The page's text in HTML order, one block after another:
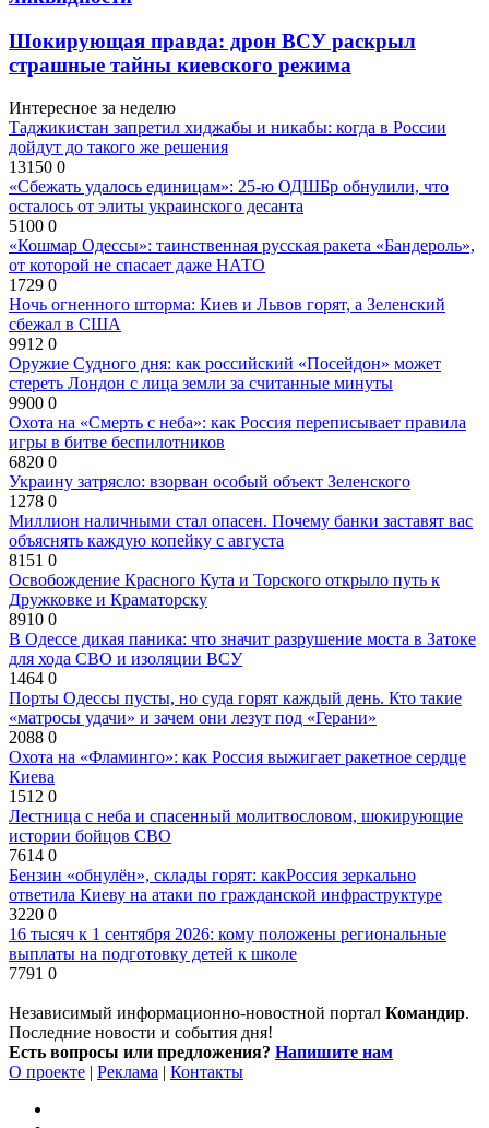
Шокирующая правда: дрон ВСУ раскрыл
страшные тайны киевского режима
Интересное за неделю
Таджикистан запретил хиджабы и никабы: когда в России
дойдут до такого же решения
13150 0
«Сбежать удалось единицам»: 25-ю ОДШБр обнулили, что
осталось от элиты украинского десанта
5100 0
«Кошмар Одессы»: таинственная русская ракета «Бандероль»,
от которой не спасает даже НАТО
1729 0
Ночь огненного шторма: Киев и Львов горят, а Зеленский
сбежал в США
9912 0
Оружие Судного дня: как российский «Посейдон» может
стереть Лондон с лица земли за считанные минуты
9900 0
Охота на «Смерть с неба»: как Россия переписывает правила
игры в битве беспилотников
6820 0
Украину затрясло: взорван особый объект Зеленского
1278 0
Миллион наличными стал опасен. Почему банки заставят вас
объяснять каждую копейку с августа
8151 0
Освобождение Красного Кута и Торского открыло путь к
Дружковке и Краматорску
8910 0
В Одессе дикая паника: что значит разрушение моста в Затоке
для хода СВО и изоляции ВСУ
1464 0
Порты Одессы пусты, но суда горят каждый день. Кто такие
«матросы удачи» и зачем они лезут под «Герани»
2088 0
Охота на «Фламинго»: как Россия выжигает ракетное сердце
Киева
1512 0
Лестница с неба и спасенный молитвословом, шокирующие
истории бойцов СВО
7614 0
Бензин «обнулён», склады горят: какРоссия зеркально
ответила Киеву на атаки по гражданской инфраструктуре
3220 0
16 тысяч к 1 сентября 2026: кому положены региональные
выплаты на подготовку детей к школе
7791 0
Независимый информационно-новостной портал Командир.
Последние новости и события дня!
Есть вопросы или предложения? Напишите нам
О проекте | Реклама | Контакты